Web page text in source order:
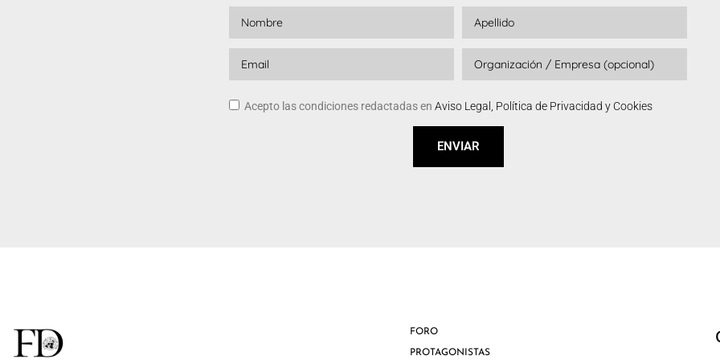
Acepto las condiciones redactadas en Aviso Legal, Política de Privacidad y Cookies
ENVIAR
FORO
PROTAGONISTAS